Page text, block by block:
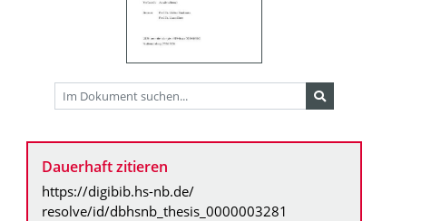
Dauerhaft zitieren
https://digibib.hs-nb.de/
resolve/id/dbhsnb_thesis_0000003281